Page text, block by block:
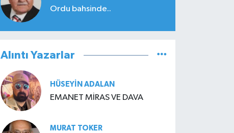
Ordu bahsinde..
Alıntı Yazarlar
HÜSEYIN ADALAN
EMANET MİRAS VE DAVA
MURAT TOKER